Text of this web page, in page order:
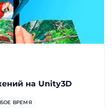
на Unity3D
ВРЕМЯ